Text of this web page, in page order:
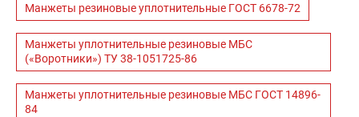
Манжеты резиновые уплотнительные ГОСТ 6678-72
Манжеты уплотнительные резиновые МБС
(«Воротники») ТУ 38-1051725-86
Манжеты уплотнительные резиновые МБС ГОСТ 14896-
84